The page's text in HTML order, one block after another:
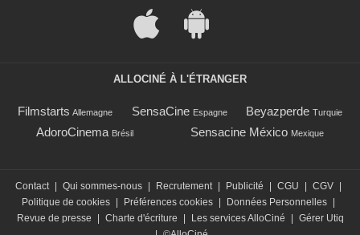
ALLOCINÉ À L'ÉTRANGER
Filmstarts Allemagne SensaCine Espagne Beyazperde Turquie
AdoroCinema Brésil Sensacine México Mexique
Contact Qui sommes-nous Recrutement Publicité CGU CGV
Politique de cookies
Préférences cookies Données Personnelles
Revue de presse
Charte d'écriture Les services AlloCiné
Gérer Utiq